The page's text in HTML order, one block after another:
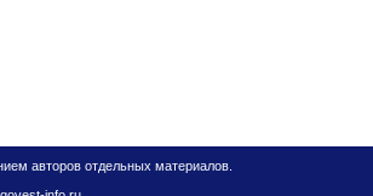
авторов отдельных материалов.